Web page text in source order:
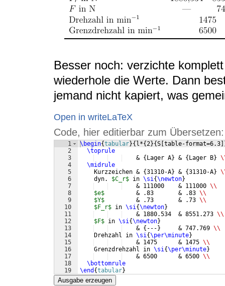
Besser noch: verzichte
wiederhole die Werte. Dann
jemand nicht kapiert, was
Open in writeLaTeX
Code, hier editierbar zum Übersetzen:
1
2
3
4
5
6
7
8
9
10
11
12
13
14
15
16
17
18
19
\begin{tabular}{ l*{2}{S table-format=6.3
\toprule
    &
{ Lager A} & { Lager B}
\midrule
    Kurzzeichen &
{31310-A} & {31310-A}
    dyn.
$C_r$ in \si{\newton}
    & 111000    & 111000
\\
$e$
         & .83       & .83
\\
$Y$
         & .73       & .73
\\
$F_r$ in \si{\newton}
    & 1880.534  & 8551.273
\\
$F$ in \si{\newton}
    &
{ --- }
     & 747.769
\\
    Drehzahl in
\si{\per\minute}
    & 1475      & 1475
\\
    Grenzdrehzahl in
\si{\per\minute}
    & 6500      & 6500
\\
\bottomrule
\end {tabular}
Ausgabe erzeugen